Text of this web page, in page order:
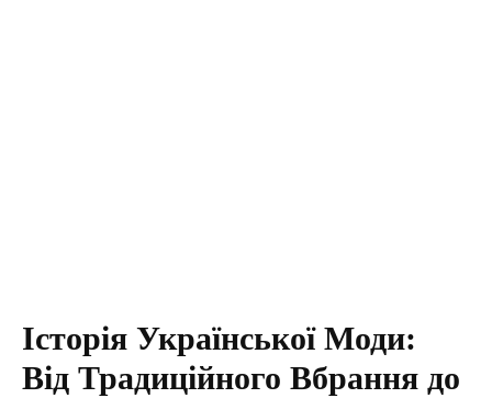
Історія Української Моди:
Від Традиційного Вбрання до